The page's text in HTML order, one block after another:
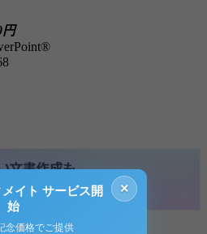
円
×
イト サービス開
始
念価格でご提供